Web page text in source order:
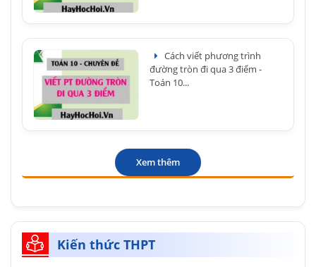
Cách viết phương trình
đường tròn đi qua 3 điểm -
Toán 10...
Xem thêm
Kiến thức THPT